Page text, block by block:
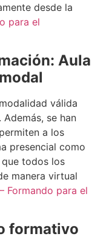
desde la
para el
Aula
válida
se han
a los
presencial como
todos los
manera virtual
Formando para el
formativo